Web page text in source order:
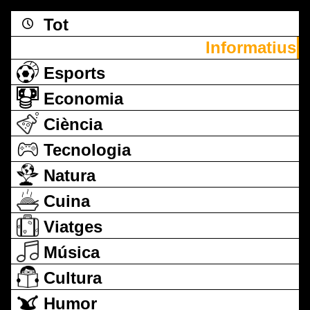
Tot
Informatius
Esports
Economia
Ciència
Tecnologia
Natura
Cuina
Viatges
Música
Cultura
Humor